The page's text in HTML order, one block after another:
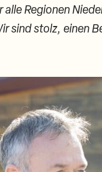
Regionen
sind stolz, einen